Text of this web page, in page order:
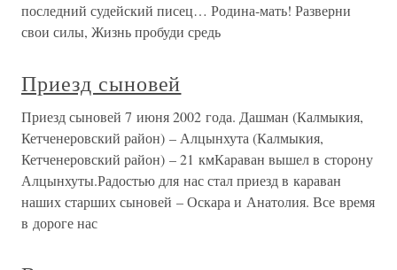
последний судейский писец… Родина-мать! Разверни
свои силы, Жизнь пробуди средь
Приезд сыновей
Приезд сыновей 7 июня 2002 года. Дашман (Калмыкия,
Кетченеровский район) – Алцынхута (Калмыкия,
Кетченеровский район) – 21 кмКараван вышел в сторону
Алцынхуты.Радостью для нас стал приезд в караван
наших старших сыновей – Оскара и Анатолия. Все время
в дороге нас